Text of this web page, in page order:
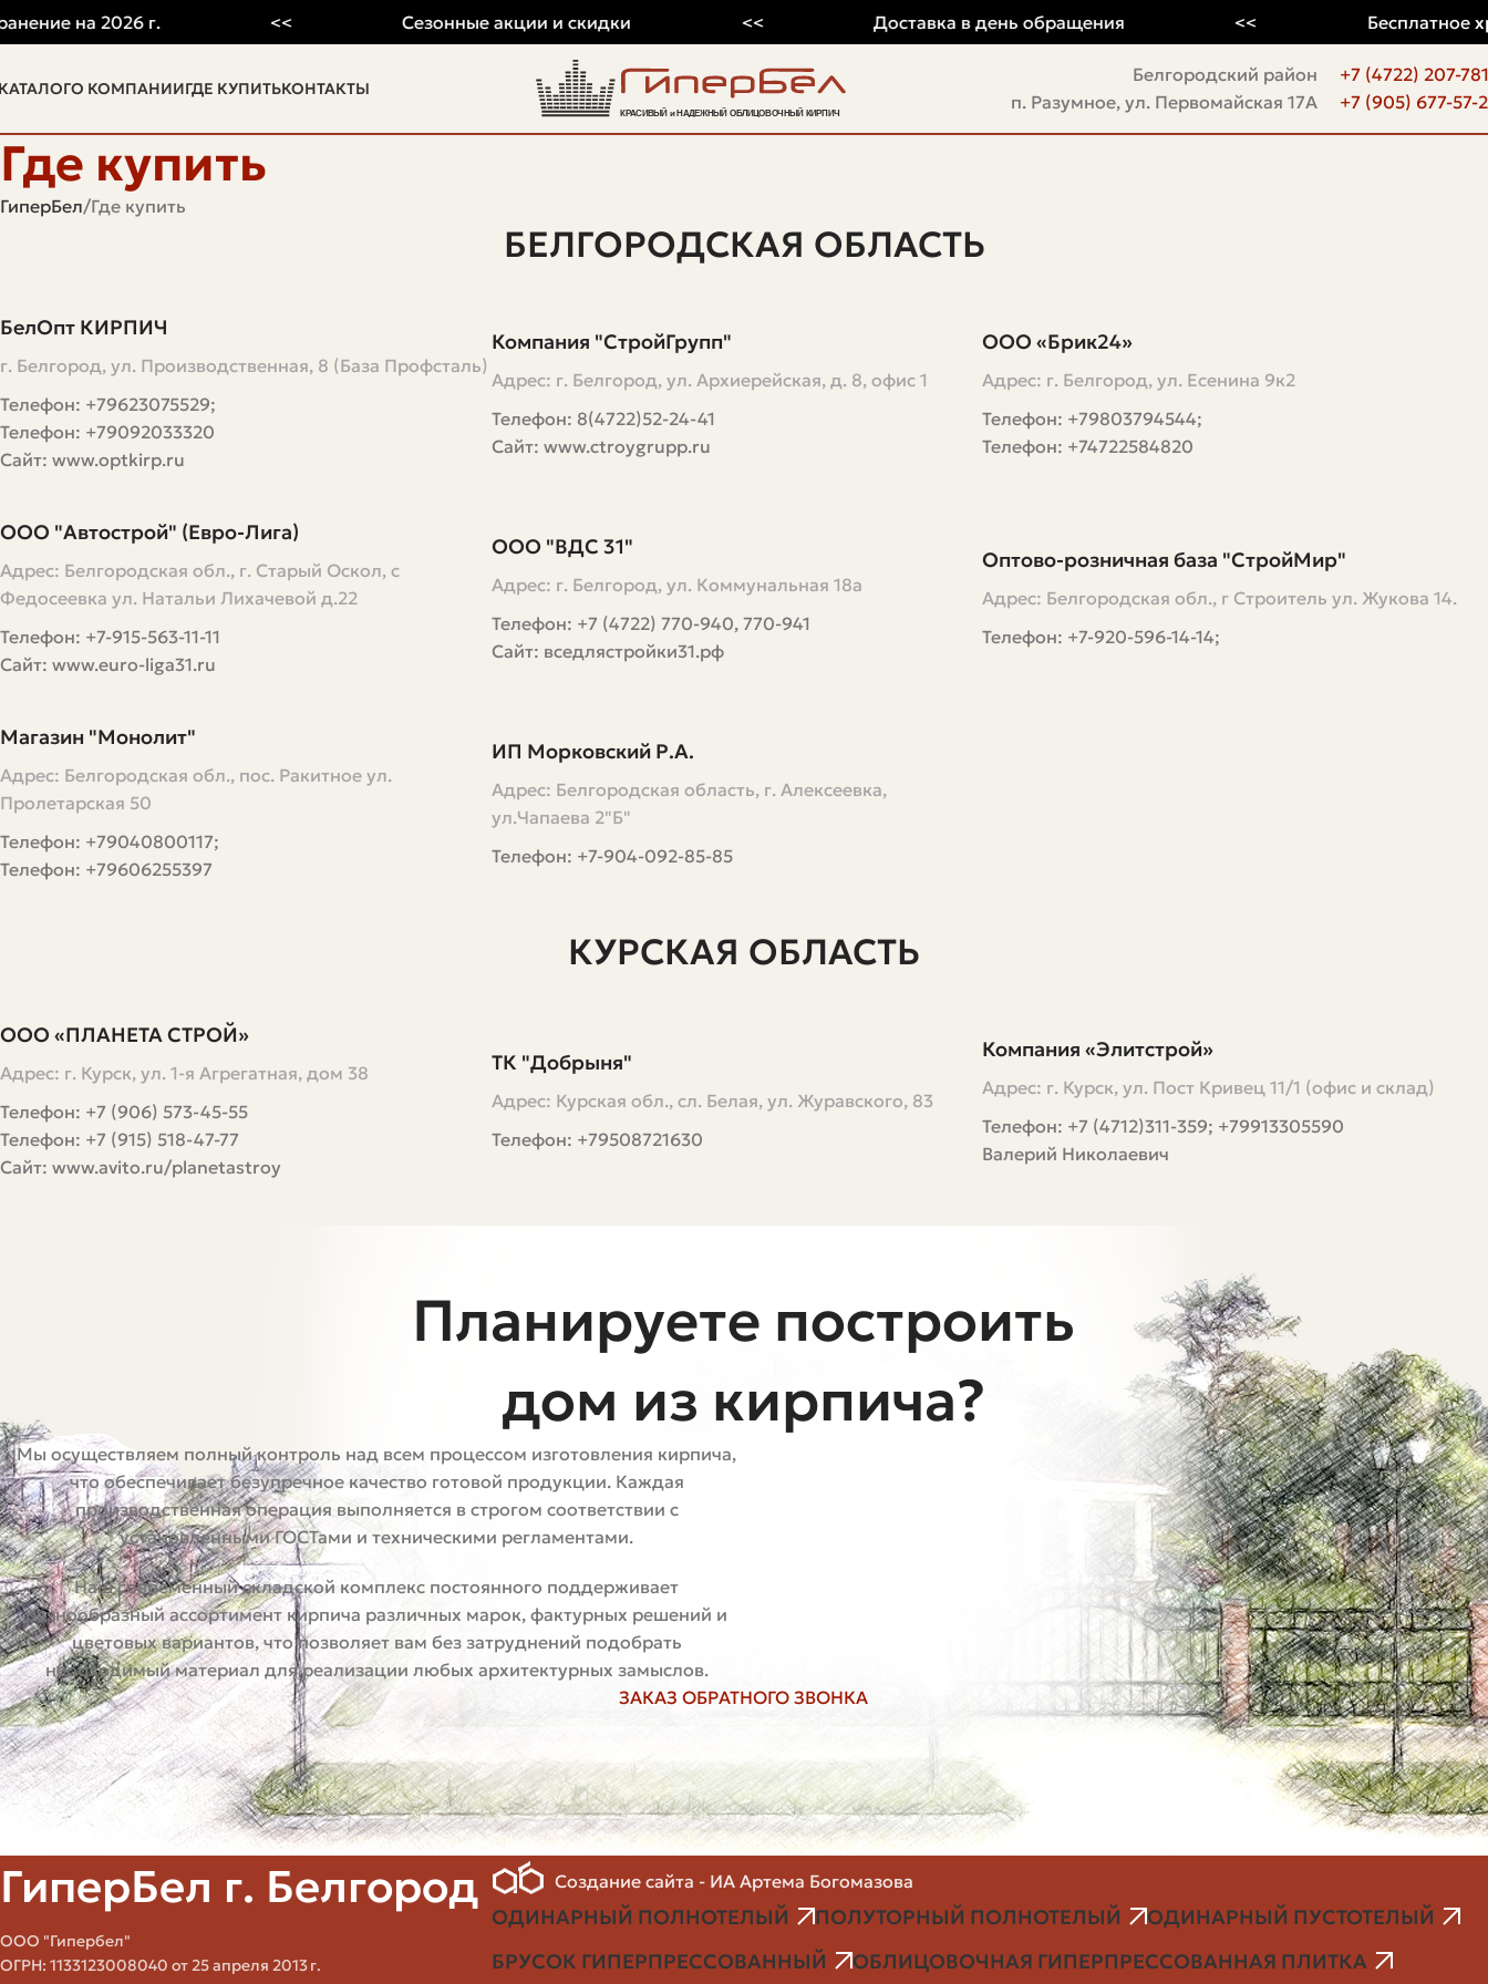
О КОМПАНИИГДЕ КУПИТЬКОНТАКТЫ
Белгородский район
п. Разумное, ул. Первомайская 17А
+7 (4722) 207-781
+7 (905) 677-57-
Где купить
ГиперБел Где купить
БЕЛГОРОДСКАЯ ОБЛАСТЬ
БелОпт КИРПИЧ
г. Белгород, ул. Производственная, 8 (База Профсталь)
Телефон: +79623075529;
Телефон: +79092033320
Сайт: www.optkirp.ru
Компания "СтройГрупп"
Адрес: г. Белгород, ул. Архиерейская, д. 8, офис 1
Телефон: 8(4722)52-24-41
Сайт: www.ctroygrupp.ru
ООО «Брик24»
Адрес: г. Белгород, ул. Есенина 9к2
Телефон: +79803794544;
Телефон: +74722584820
ООО "Автострой" (Евро-Лига)
Адрес: Белгородская обл., г. Старый Оскол, с
Федосеевка ул. Натальи Лихачевой д.22
Телефон: +7-915-563-11-11
Сайт: www.euro-liga31.ru
ООО "ВДС 31"
Адрес: г. Белгород, ул. Коммунальная 18а
Телефон: +7 (4722) 770-940, 770-941
Сайт: вседлястройки31.рф
Оптово-розничная база "СтройМир"
Адрес: Белгородская обл., г Строитель ул. Жукова 14.
Телефон: +7-920-596-14-14;
Магазин "Монолит"
Адрес: Белгородская обл., пос. Ракитное ул.
Пролетарская 50
Телефон: +79040800117;
Телефон: +79606255397
ИП Морковский Р.А.
Адрес: Белгородская область, г. Алексеевка,
ул.Чапаева 2"Б"
Телефон: +7-904-092-85-85
КУРСКАЯ ОБЛАСТЬ
ООО «ПЛАНЕТА СТРОЙ»
Адрес: г. Курск, ул. 1-я Агрегатная, дом 38
Телефон: +7 (906) 573-45-55
Телефон: +7 (915) 518-47-77
Сайт: www.avito.ru/planetastroy
ТК "Добрыня"
Адрес: Курская обл., сл. Белая, ул. Журавского, 83
Телефон: +79508721630
Компания «Элитстрой»
Адрес: г. Курск, ул. Пост Кривец 11/1 (офис и склад)
Телефон: +7 (4712)311-359; +79913305590
Валерий Николаевич
Планируете построить
дом из кирпича?
Мы осуществляем полный контроль над всем процессом изготовления кирпича,
что обеспечивает безупречное качество готовой продукции. Каждая
производственная операция выполняется в строгом соответствии с
установленными ГОСТами и техническими регламентами.
Наш современный складской комплекс постоянного поддерживает
разнообразный ассортимент кирпича различных марок, фактурных решений и
цветовых вариантов, что позволяет вам без затруднений подобрать
необходимый материал для реализации любых архитектурных замыслов.
ЗАКАЗ ОБРАТНОГО ЗВОНКА
ГиперБел г. Белгород
ООО "Гипербел"
ОГРН: 1133123008040 от 25 апреля 2013 г.
Создание сайта - ИА Артема Богомазова
ОДИНАРНЫЙ ПОЛНОТЕЛЫЙ ПОЛУТОРНЫЙ ПОЛНОТЕЛЫЙ
ОДИНАРНЫЙ ПУСТОТЕЛЫЙ
БРУСОК ГИПЕРПРЕССОВАННЫЙ
ОБЛИЦОВОЧНАЯ ГИПЕРПРЕССОВАННАЯ ПЛИТКА
на 2026 г. Сезонные акции и скидки Доставка в день обращения Бесплатное